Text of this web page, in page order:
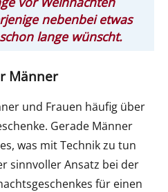
nebenbei etwas
lange wünscht.
Männer
und Frauen häufig über
Gerade Männer
was mit Technik zu tun
sinnvoller Ansatz bei der
für einen